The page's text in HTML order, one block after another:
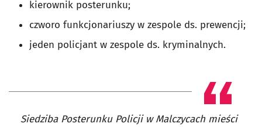
kierownik posterunku;
czworo funkcjonariuszy w zespole ds. prewencji;
jeden policjant w zespole ds. kryminalnych.
Siedziba Posterunku Policji w Malczycach mieści